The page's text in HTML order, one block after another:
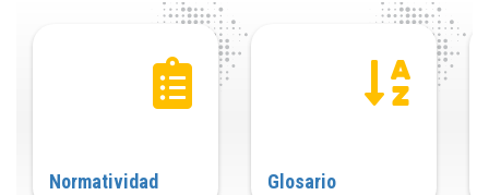
Normatividad Glosario